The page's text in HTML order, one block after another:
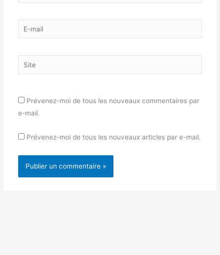
E-
mail
Site
Prévenez-moi de tous les nouveaux commentaires par
e-mail.
Prévenez-moi de tous les nouveaux articles par e-mail.